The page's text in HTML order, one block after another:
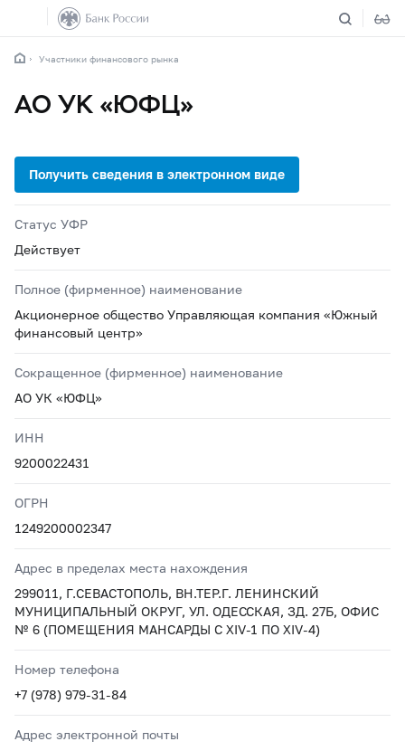
Участники финансового рынка
АО УК «ЮФЦ»
Статус УФР
Действует
Полное (фирменное) наименование
Акционерное общество Управляющая компания «Южный
финансовый центр»
Сокращенное (фирменное) наименование
АО УК «ЮФЦ»
ИНН
9200022431
ОГРН
1249200002347
Адрес в пределах места нахождения
299011, Г.СЕВАСТОПОЛЬ, ВН.ТЕР.Г. ЛЕНИНСКИЙ
МУНИЦИПАЛЬНЫЙ ОКРУГ, УЛ. ОДЕССКАЯ, ЗД. 27Б, ОФИС
№ 6 (ПОМЕЩЕНИЯ МАНСАРДЫ С XIV-1 ПО XIV-4)
Номер телефона
+7 (978) 979-31-84
Адрес электронной почты